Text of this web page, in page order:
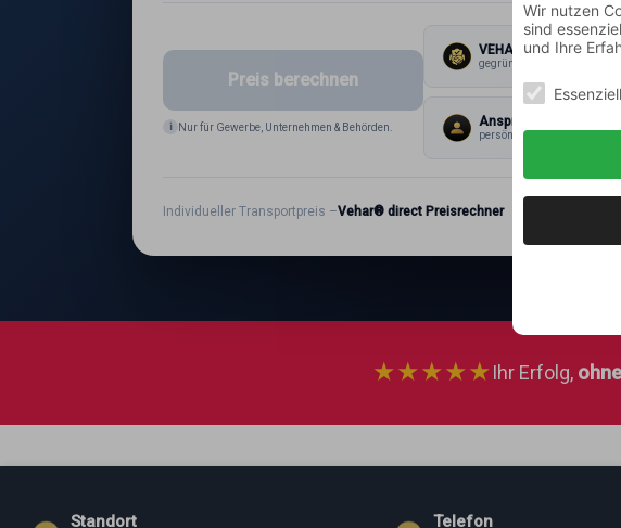
Preis berechnen
i Nur für Gewerbe, Unternehmen & Behörden.
VEHAR®
gegründet 1933
Ansprechpartner
persönlich
Individueller Transportpreis –Vehar® direct Preisrechner
★★★★★Ihr Erfolg,
Standort Telefon
Wir nutzen
sind
und Ihre